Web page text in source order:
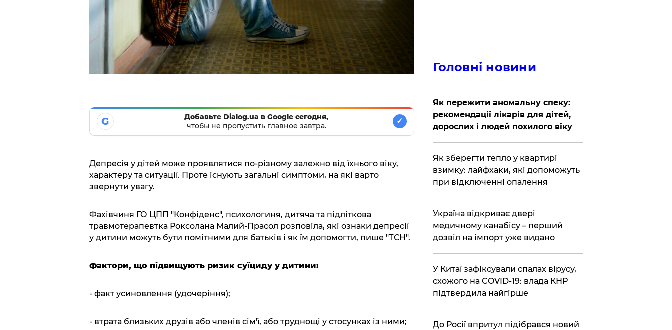
G
Добавьте Dialog.ua в Google сегодня,
чтобы не пропустить главное завтра.
✓
Депресія у дітей може проявлятися по-різному залежно від їхнього віку,
характеру та ситуації. Проте існують загальні симптоми, на які варто
звернути увагу.
Фахівчиня ГО ЦПП "Конфіденс", психологиня, дитяча та підліткова
травмотерапевтка Роксолана Малий-Прасол розповіла, які ознаки депресії
у дитини можуть бути помітними для батьків і як їм допомогти, пише "ТСН".
Фактори, що підвищують ризик суїциду у дитини:
- факт усиновлення (удочеріння);
- втрата близьких друзів або членів сім'ї, або труднощі у стосунках із ними;
Головні новини
Як пережити аномальну спеку:
рекомендації лікарів для дітей,
дорослих і людей похилого віку
Як зберегти тепло у квартирі
взимку: лайфхаки, які допоможуть
при відключенні опалення
Україна відкриває двері
медичному канабісу – перший
дозвіл на імпорт уже видано
У Китаї зафіксували спалах вірусу,
схожого на COVID-19: влада КНР
підтвердила найгірше
До Росії впритул підібрався новий